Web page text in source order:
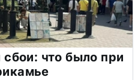
что было при